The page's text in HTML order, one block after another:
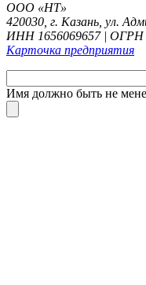
ООО «НТ»
420030, г. Казань, ул.
ИНН 1656069657 | ОГРН
Карточка предприятия
Имя должно быть не